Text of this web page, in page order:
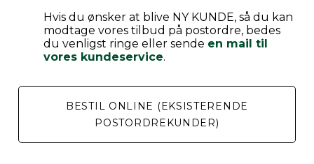
Hvis du ønsker at blive NY KUNDE, så du kan
modtage vores tilbud på postordre, bedes
du venligst ringe eller sende en mail til
vores kundeservice.
BESTIL ONLINE (EKSISTERENDE
POSTORDREKUNDER)